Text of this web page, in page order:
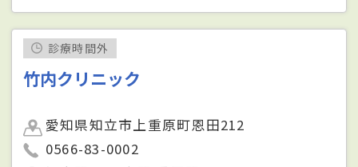
診療時間外
竹内クリニック
愛知県知立市上重原町恩田212
0566-83-0002